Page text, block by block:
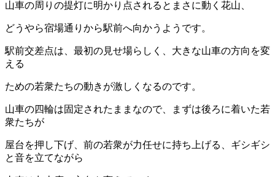
山車の周りの提灯に明かり点されるとまさに動く花山、
どうやら宿場通りから駅前へ向かうようです。
駅前交差点は、最初の見せ場らしく、大きな山車の方向を変
える
ための若衆たちの動きが激しくなるのです。
山車の四輪は固定されたままなので、まずは後ろに着いた若
衆たちが
屋台を押し下げ、前の若衆が力任せに持ち上げる、ギシギシ
と音を立てながら